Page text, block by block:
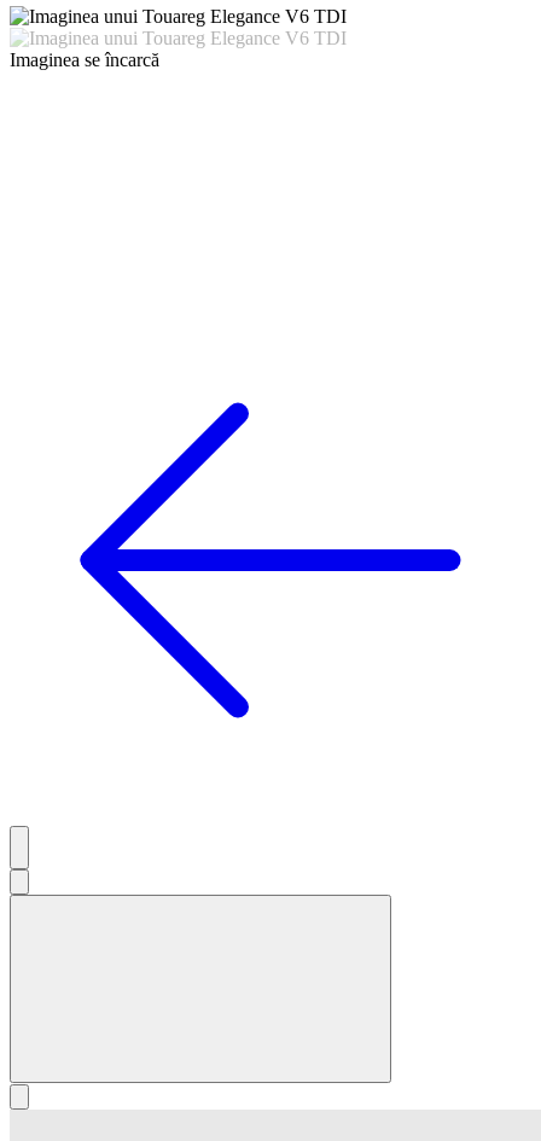
Imaginea se încarcă